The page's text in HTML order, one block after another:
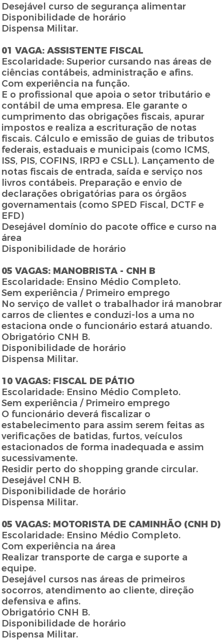
Desejável curso de segurança alimentar
Disponibilidade de horário
Dispensa Militar.
01 VAGA: ASSISTENTE FISCAL
Escolaridade: Superior cursando nas áreas de
ciências contábeis, administração e afins.
Com experiência na função.
E o profissional que apoia o setor tributário e
contábil de uma empresa. Ele garante o
cumprimento das obrigações fiscais, apurar
impostos e realiza a escrituração de notas
fiscais. Cálculo e emissão de guias de tributos
federais, estaduais e municipais (como ICMS,
ISS, PIS, COFINS, IRPJ e CSLL). Lançamento de
notas fiscais de entrada, saída e serviço nos
livros contábeis. Preparação e envio de
declarações obrigatórias para os órgãos
governamentais (como SPED Fiscal, DCTF e
EFD)
Desejável domínio do pacote office e curso na
área
Disponibilidade de horário
05 VAGAS: MANOBRISTA - CNH B
Escolaridade: Ensino Médio Completo.
Sem experiência / Primeiro emprego
No serviço de vallet o trabalhador irá manobrar
carros de clientes e conduzi-los a uma no
estaciona onde o funcionário estará atuando.
Obrigatório CNH B.
Disponibilidade de horário
Dispensa Militar.
10 VAGAS: FISCAL DE PÁTIO
Escolaridade: Ensino Médio Completo.
Sem experiência / Primeiro emprego
O funcionário deverá fiscalizar o
estabelecimento para assim serem feitas as
verificações de batidas, furtos, veículos
estacionados de forma inadequada e assim
sucessivamente.
Residir perto do shopping grande circular.
Desejável CNH B.
Disponibilidade de horário
Dispensa Militar.
05 VAGAS: MOTORISTA DE CAMINHÃO (CNH D)
Escolaridade: Ensino Médio Completo.
Com experiência na área
Realizar transporte de carga e suporte a
equipe.
Desejável cursos nas áreas de primeiros
socorros, atendimento ao cliente, direção
defensiva e afins.
Obrigatório CNH B.
Disponibilidade de horário
Dispensa Militar.